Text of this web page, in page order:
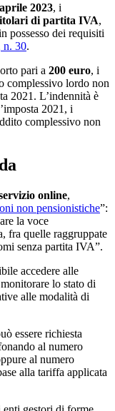
2023, i
di partita IVA,
possesso dei requisiti
n. 30.
pari a 200 euro, i
complessivo lordo non
2021. L’indennità è
2021, i
complessivo non
online,
non pensionistiche”:
la voce
fra quelle raggruppate
senza partita IVA”.
accedere alle
lo stato di
alle modalità di
essere richiesta
al numero
al numero
alla tariffa applicata